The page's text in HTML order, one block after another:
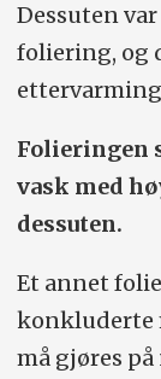
Dessuten
foliering, og
Folieringen
vask med
dessuten.
Et annet
konkluderte
må gjøres